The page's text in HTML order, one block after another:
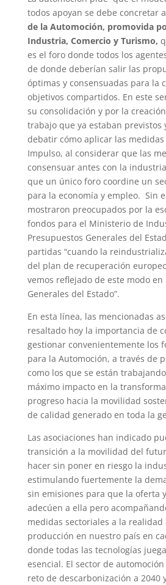
todos apoyan se debe concretar
de la Automoción, promovida
Industria, Comercio y Turismo,
es el foro donde todos los
de donde deberían salir las
óptimas y consensuadas para la
objetivos compartidos. En este
su consolidación y por la
trabajo que ya estaban previstos
debatir cómo aplicar las medidas
Impulso, al considerar que las
consensuar antes con la
que un único foro coordine un
para la economía y empleo. Sin
mostraron preocupados por la
fondos para el Ministerio de
Presupuestos Generales del
partidas “cuando la
del plan de recuperación
vemos reflejado de este modo en
Generales del Estado”.
En esta línea, las mencionadas
resaltado hoy la importancia de
gestionar convenientemente los
para la Automoción, a través de
como los que se están
máximo impacto en la
progreso hacia la movilidad
de calidad generado en toda la
Las asociaciones han indicado
transición a la movilidad del
hacer sin poner en riesgo la
estimulando fuertemente la
sin emisiones para que la oferta
adecúen a ella pero
medidas sectoriales a la
producción en nuestro país en
donde todas las tecnologías
esencial. El sector de
reto de descarbonización a 2040